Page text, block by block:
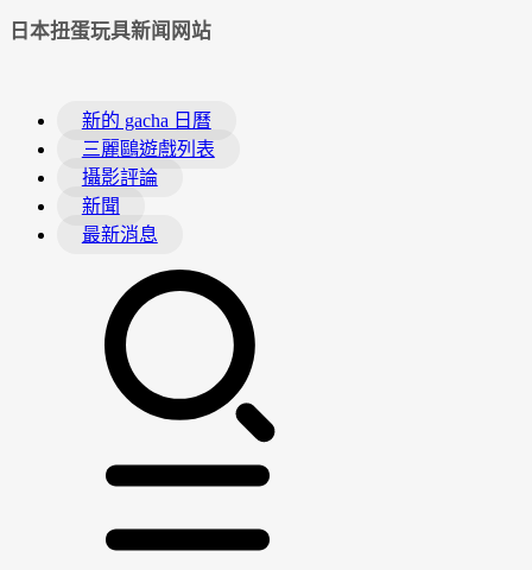
日本扭蛋玩具新闻网站
新的 gacha 日曆
三麗鷗遊戲列表
攝影評論
新聞
最新消息